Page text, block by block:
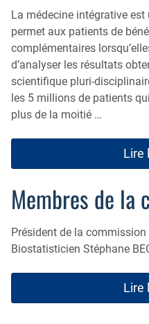
La médecine intégrative
permet aux patients de
complémentaires
d’analyser les résultats
scientifique pluri-
les 5 millions de patients
plus de la moitié …
Lire
Membres de la
Président de la
Biostatisticien Stéphane
Lire